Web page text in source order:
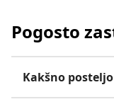
Pogosto
Kakšno